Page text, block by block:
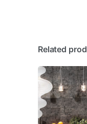
Related